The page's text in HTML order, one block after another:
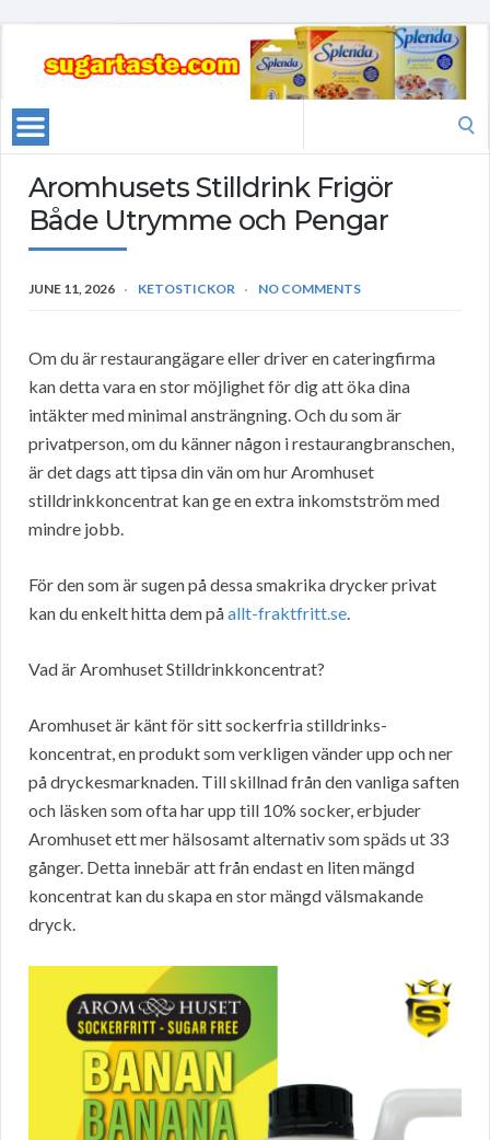
Aromhusets Stilldrink Frigör
Både Utrymme och Pengar
JUNE 11, 2026 KETOSTICKOR NO COMMENTS
Om du är restaurangägare eller driver en cateringfirma
kan detta vara en stor möjlighet för dig att öka dina
intäkter med minimal ansträngning. Och du som är
privatperson, om du känner någon i restaurangbranschen,
är det dags att tipsa din vän om hur Aromhuset
stilldrinkkoncentrat kan ge en extra inkomstström med
mindre jobb.
För den som är sugen på dessa smakrika drycker privat
kan du enkelt hitta dem påallt-fraktfritt.se.
Vad är Aromhuset Stilldrinkkoncentrat?
Aromhuset är känt för sitt sockerfria stilldrinks-
koncentrat, en produkt som verkligen vänder upp och ner
på dryckesmarknaden. Till skillnad från den vanliga saften
och läsken som ofta har upp till 10% socker, erbjuder
Aromhuset ett mer hälsosamt alternativ som späds ut 33
gånger. Detta innebär att från endast en liten mängd
koncentrat kan du skapa en stor mängd välsmakande
dryck.